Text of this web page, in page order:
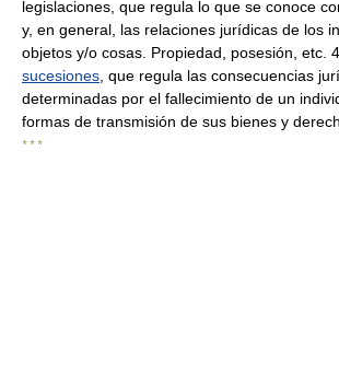
legislaciones, que regula lo que se conoce
y, en general, las relaciones jurídicas de los
objetos y/o cosas. Propiedad, posesión, etc. 4.
sucesiones , que regula las consecuencias
determinadas por el fallecimiento de un
formas de transmisión de sus bienes y
* * *